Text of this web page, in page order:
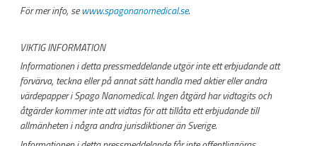
För mer info, sewww.spagonanomedical.se.
VIKTIG INFORMATION
Informationen i detta pressmeddelande utgör inte ett erbjudande att
förvärva, teckna eller på annat sätt handla med aktier eller andra
värdepapper i Spago Nanomedical. Ingen åtgärd har vidtagits och
åtgärder kommer inte att vidtas för att tillåta ett erbjudande till
allmänheten i några andra jurisdiktioner än Sverige.